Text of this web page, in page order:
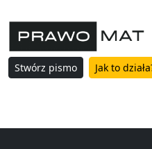
Stwórz pismo Jak to